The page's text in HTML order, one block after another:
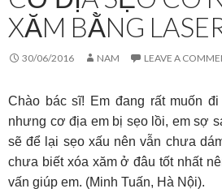
XĂM BẰNG
30/06/2016 NAM LEAVE A
Chào bác sĩ! Em đang rất muốn đi
nhưng cơ địa em bị sẹo lồi, em sợ
sẽ để lại sẹo xấu nên vẫn chưa
chưa biết xóa xăm ở đâu tốt nhất
vấn giúp em. (Minh Tuấn, Hà Nội).